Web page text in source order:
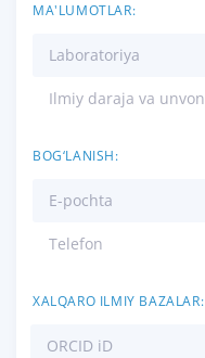
MA'LUMOTLAR:
Laboratoriya
Ilmiy daraja va unvon
BOG‘LANISH:
E-pochta
Telefon
XALQARO ILMIY BAZALAR:
ORCID iD